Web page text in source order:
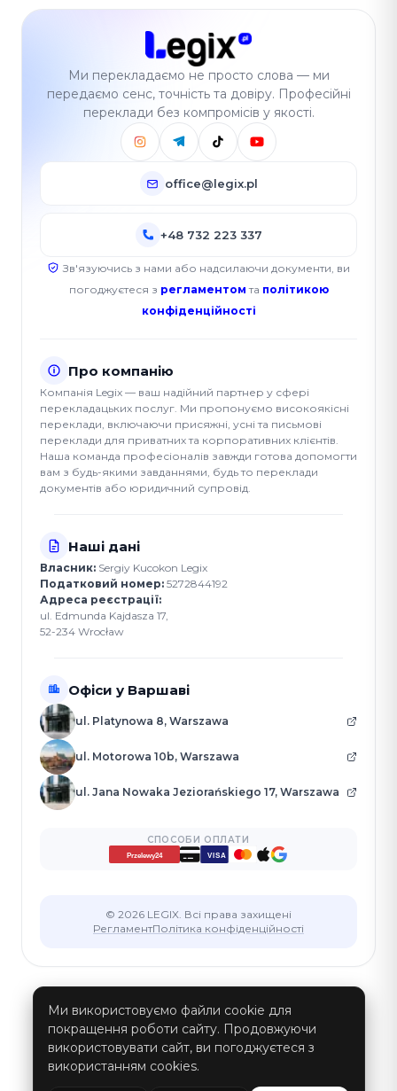
Ми перекладаємо не просто слова — ми
передаємо сенс, точність та довіру. Професійні
переклади без компромісів у якості.
office@legix.pl
+48 732 223 337
Зв'язуючись з нами або надсилаючи документи, ви
погоджуєтеся з регламентом та політикою
конфіденційності
Про компанію
Компанія Legix — ваш надійний партнер у сфері
перекладацьких послуг. Ми пропонуємо високоякісні
переклади, включаючи присяжні, усні та письмові
переклади для приватних та корпоративних клієнтів.
Наша команда професіоналів завжди готова допомогти
вам з будь-якими завданнями, будь то переклади
документів або юридичний супровід.
Наші дані
Власник: Sergiy Kucokon Legix
Податковий номер: 5272844192
Адреса реєстрації:
ul. Edmunda Kajdasza 17,
52-234 Wrocław
Офіси у Варшаві
ul. Platynowa 8, Warszawa
ul. Motorowa 10b, Warszawa
ul. Jana Nowaka Jeziorańskiego 17, Warszawa
СПОСОБИ ОПЛАТИ
Przelewy24 VISA
© 2026 LEGIX. Всі права захищені
РегламентПолітика конфіденційності
Ми використовуємо файли cookie для
покращення роботи сайту. Продовжуючи
використовувати сайт, ви погоджуєтеся з
використанням cookies.